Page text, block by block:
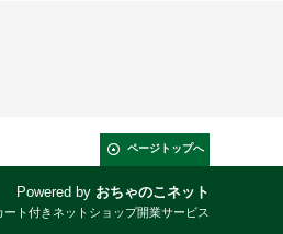
ページトップへ
Powered by おちゃのこネット
ト付きネットショップ開業サービス